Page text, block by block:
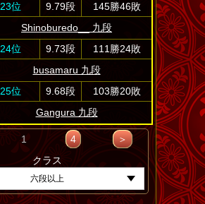
23位
9.79段
145勝46敗
Shinoburedo__ 九段
24位
9.73段
111勝24敗
busamaru 九段
25位
9.68段
103勝20敗
Gangura 九段
1 4
＞
クラス
六段以上